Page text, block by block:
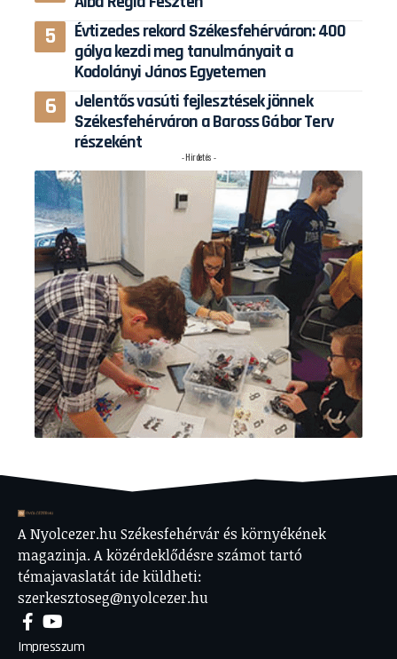
Évtizedes rekord Székesfehérváron: 400
gólya kezdi meg tanulmányait a
Kodolányi János Egyetemen
Jelentős vasúti fejlesztések jönnek
Székesfehérváron a Baross Gábor Terv
részeként
- Hirdetés -
A Nyolcezer.hu Székesfehérvár és környékének
magazinja. A közérdeklődésre számot tartó
témajavaslatát ide küldheti:
szerkesztoseg@nyolcezer.hu
Impresszum